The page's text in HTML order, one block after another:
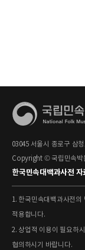
03045 서울시 종로구 삼
Copyright © 국립민속박
한국민속대백과사전 자
1. 한국민속대백과사전
적용합니다.
2. 상업적 이용이 필요하
협의하시기 바랍니다.